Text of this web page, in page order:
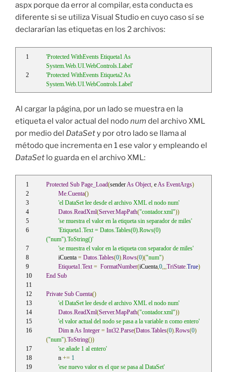
aspx porque da error al compilar, esta conducta es
diferente si se utiliza Visual Studio en cuyo caso sí se
declararían las etiquetas en los 2 archivos:
'Protected WithEvents Etiqueta1 As
System.Web.UI.WebControls.Label'
'Protected WithEvents Etiqueta2 As
System.Web.UI.WebControls.Label'
Al cargar la página, por un lado se muestra en la
etiqueta el valor actual del nodonum del archivo XML
por medio del DataSety por otro lado se llama al
método que incrementa en 1 ese valor y empleando el
DataSet lo guarda en el archivo XML:
Protected Sub Page_Load(sender As Object, e As EventArgs)
Me.Cuenta()
'el DataSet lee desde el archivo XML el nodo num'
Datos.ReadXml(Server.MapPath("contador.xml"))
'se muestra el valor en la etiqueta sin separador de miles'
'Etiqueta1.Text = Datos.Tables(0).Rows(0)
("num").ToString()'
'se muestra el valor en la etiqueta con separador de miles'
	iCuenta
= Datos.Tables(0).Rows(0)("num")
Etiqueta1.Text = FormatNumber(iCuenta,0,,,TriState.True)
End Sub
Private Sub Cuenta()
'el DataSet lee desde el archivo XML el nodo num'
Datos.ReadXml(Server.MapPath("contador.xml"))
'el valor actual del nodo se pasa a la variable n como entero'
Dim n As Integer = Int32.Parse(Datos.Tables(0).Rows(0)
("num").ToString())
'se añade 1 al entero'
	n
+= 1
'ese nuevo valor es el que se pasa al DataSet'